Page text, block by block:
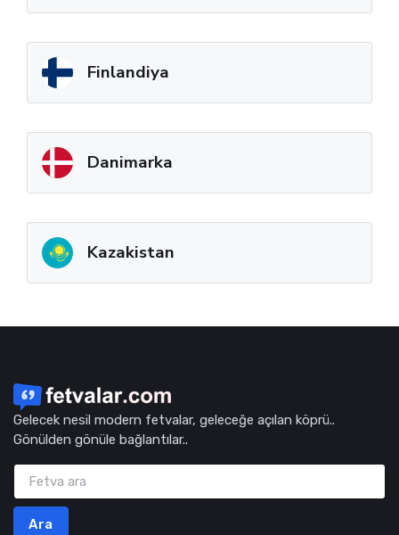
Finlandiya
Danimarka
Kazakistan
Gelecek nesil modern fetvalar, geleceğe açılan köprü..
Gönülden gönüle bağlantılar..
Ara